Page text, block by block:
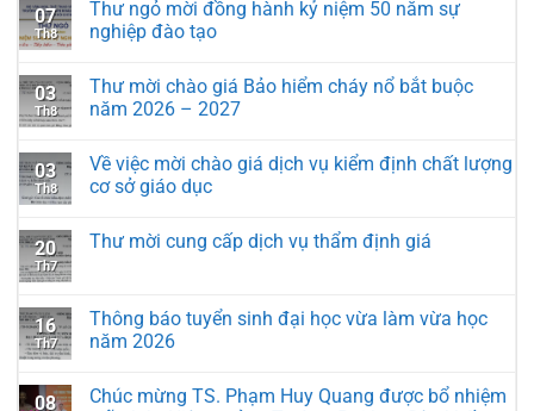
07
Th8
Thư ngỏ mời đồng hành kỷ niệm 50 năm sự
nghiệp đào tạo
03
Th8
Thư mời chào giá Bảo hiểm cháy nổ bắt buộc
năm 2026 – 2027
03
Th8
Về việc mời chào giá dịch vụ kiểm định chất lượng
cơ sở giáo dục
20
Th7
Thư mời cung cấp dịch vụ thẩm định giá
16
Th7
Thông báo tuyển sinh đại học vừa làm vừa học
năm 2026
08
Chúc mừng TS. Phạm Huy Quang được bổ nhiệm